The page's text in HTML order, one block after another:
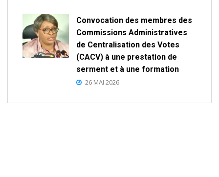
Convocation des membres des
Commissions Administratives
de Centralisation des Votes
(CACV) à une prestation de
serment et à une formation
26 MAI 2026